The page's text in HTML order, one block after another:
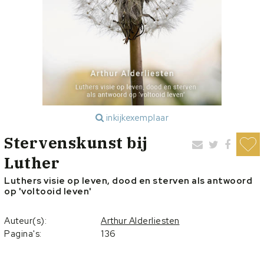
inkijkexemplaar
Stervenskunst bij
Luther
Luthers visie op leven, dood en sterven als antwoord
op 'voltooid leven'
Auteur(s):
Arthur Alderliesten
Pagina's:
136